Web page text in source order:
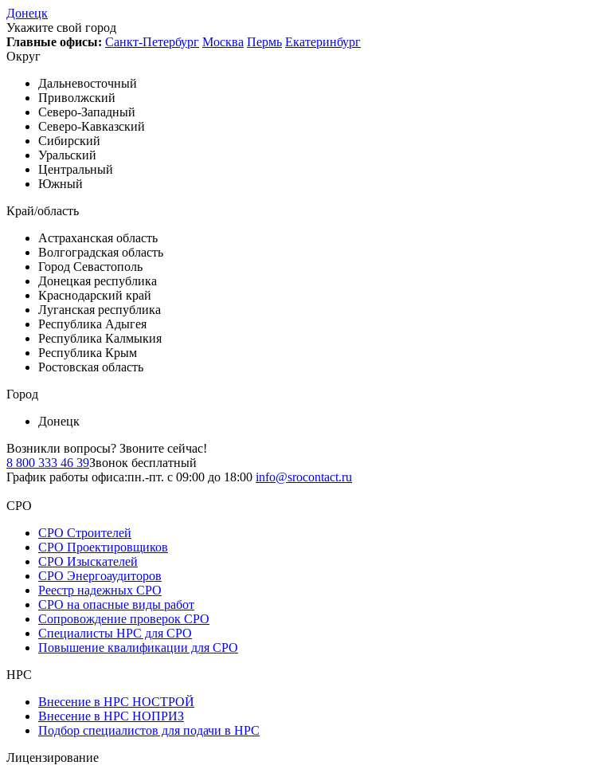
Донецк
Укажите свой город
Главные офисы: Санкт-Петербург Москва Пермь Екатеринбург
Округ
Дальневосточный
Приволжский
Северо-Западный
Северо-Кавказский
Сибирский
Уральский
Центральный
Южный
Край/область
Астраханская область
Волгоградская область
Город Севастополь
Донецкая республика
Краснодарский край
Луганская республика
Республика Адыгея
Республика Калмыкия
Республика Крым
Ростовская область
Город
Донецк
Возникли вопросы? Звоните сейчас!
8 800 333 46 39Звонок бесплатный
График работы офиса:пн.-пт. с 09:00 до 18:00 info@srocontact.ru
СРО
СРО Строителей
СРО Проектировщиков
СРО Изыскателей
СРО Энергоаудиторов
Реестр надежных СРО
СРО на опасные виды работ
Сопровождение проверок СРО
Специалисты НРС для СРО
Повышение квалификации для СРО
НРС
Внесение в НРС НОСТРОЙ
Внесение в НРС НОПРИЗ
Подбор специалистов для подачи в НРС
Лицензирование